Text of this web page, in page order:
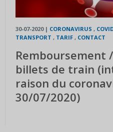
30-07-2020 | CORONAVIRUS ,
TRANSPORT , TARIF , CONTACT
Remboursement
billets de train
raison du
30/07/2020)